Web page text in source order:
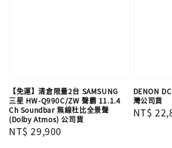
【免運】清倉限量2台 SAMSUNG
三星 HW-Q990C/ZW 聲霸 11.1.4
Ch Soundbar 無線杜比全景聲
(Dolby Atmos) 公司貨
Regular
NT$ 29,900
DENON
灣公司貨
Regular
NT$